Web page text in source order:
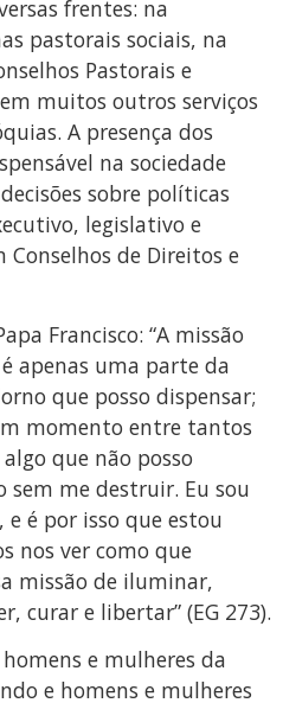
frentes: na
pastorais sociais, na
Pastorais e
muitos outros serviços
A presença dos
na sociedade
sobre políticas
legislativo e
de Direitos e
Francisco: “A missão
apenas uma parte da
que posso dispensar;
momento entre tantos
que não posso
me destruir. Eu sou
é por isso que estou
nos ver como que
missão de iluminar,
curar e libertar” (EG 273).
e mulheres da
e homens e mulheres